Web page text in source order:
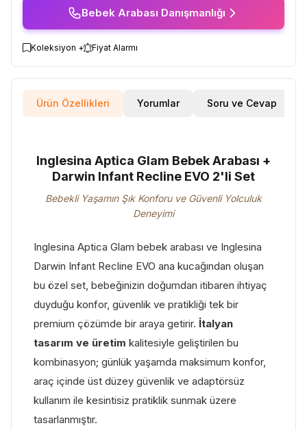
Bebek Arabası Danışmanlığı
Koleksiyon + Fiyat Alarmı
Ürün Özellikleri Yorumlar Soru ve Cevap
Inglesina Aptica Glam Bebek Arabası +
Darwin Infant Recline EVO 2'li Set
Bebekli Yaşamın Şık Konforu ve Güvenli Yolculuk
Deneyimi
Inglesina Aptica Glam bebek arabası ve Inglesina
Darwin Infant Recline EVO ana kucağından oluşan
bu özel set, bebeğinizin doğumdan itibaren ihtiyaç
duyduğu konfor, güvenlik ve pratikliği tek bir
premium çözümde bir araya getirir. İtalyan
tasarım ve üretim kalitesiyle geliştirilen bu
kombinasyon; günlük yaşamda maksimum konfor,
araç içinde üst düzey güvenlik ve adaptörsüz
kullanım ile kesintisiz pratiklik sunmak üzere
tasarlanmıştır.